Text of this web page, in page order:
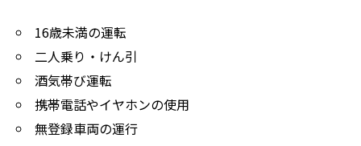
16歳未満の運転
二人乗り・けん引
酒気帯び運転
携帯電話やイヤホンの使用
無登録車両の運行